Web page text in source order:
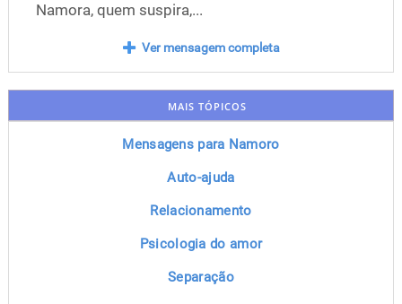
Namora, quem suspira,...
Ver mensagem completa
MAIS TÓPICOS
Mensagens para Namoro
Auto-ajuda
Relacionamento
Psicologia do amor
Separação